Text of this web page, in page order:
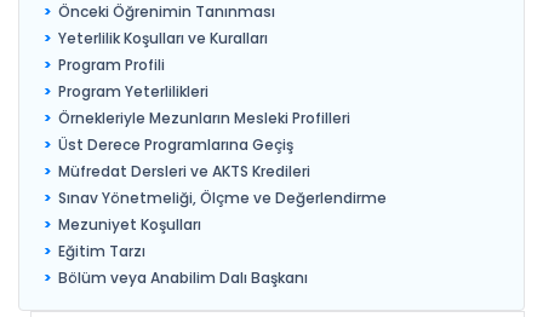
Önceki Öğrenimin Tanınması
Yeterlilik Koşulları ve Kuralları
Program Profili
Program Yeterlilikleri
Örnekleriyle Mezunların Mesleki Profilleri
Üst Derece Programlarına Geçiş
Müfredat Dersleri ve AKTS Kredileri
Sınav Yönetmeliği, Ölçme ve Değerlendirme
Mezuniyet Koşulları
Eğitim Tarzı
Bölüm veya Anabilim Dalı Başkanı